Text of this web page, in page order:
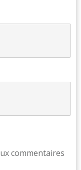
commentaires